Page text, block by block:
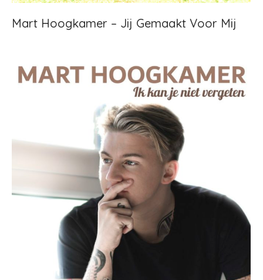
Mart Hoogkamer – Jij Gemaakt Voor Mij